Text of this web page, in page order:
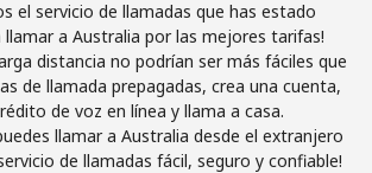
Iniciar Sesión
o
Continuar con
el servicio de llamadas que has estado
llamar a Australia por las mejores tarifas!
distancia no podrían ser más fáciles que
de llamada prepagadas, crea una cuenta,
de voz en línea y llama a casa.
llamar a Australia desde el extranjero
de llamadas fácil, seguro y confiable!